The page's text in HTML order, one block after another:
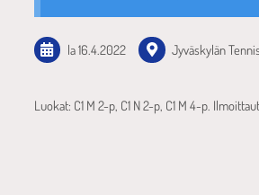
la 16.4.2022 Jyväskylän
Luokat: C1 M 2-p, C1 N 2-p, C1 M 4-p.